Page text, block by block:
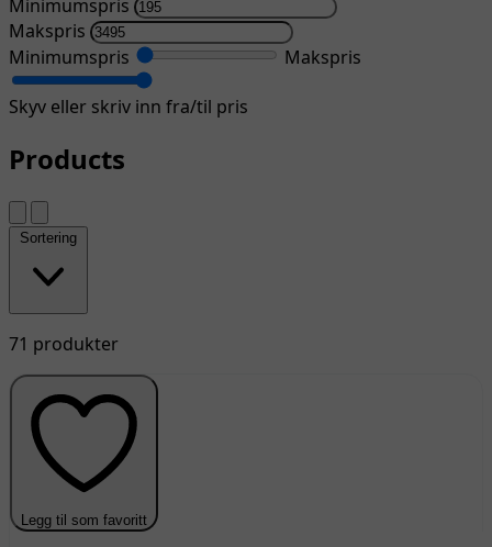
Minimumspris
Makspris
Minimumspris
Makspris
Skyv eller skriv inn fra/til pris
Products
Sortering
71 produkter
Legg til som favoritt